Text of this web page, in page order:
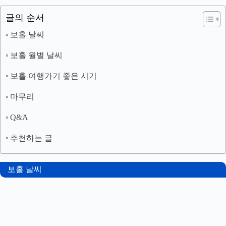
글의 순서
보홀 날씨
보홀 월별 날씨
보홀 여행가기 좋은 시기
마무리
Q&A
추천하는 글
보홀 날씨